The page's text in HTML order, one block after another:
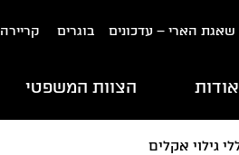
שאגת הארי – עדכונים בוגרים קריירה
אודות הצוות המשפטי